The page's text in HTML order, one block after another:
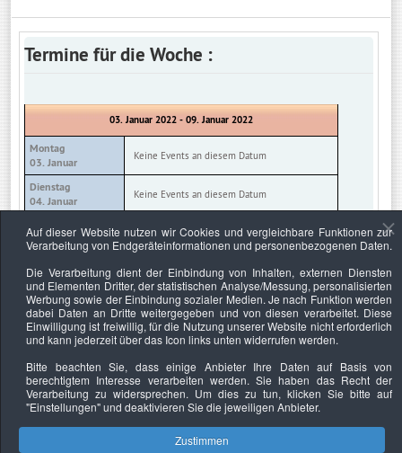
Termine für die Woche :
03. Januar 2022 - 09. Januar 2022
Montag
03. Januar
Keine Events an diesem Datum
Dienstag
04. Januar
Keine Events an diesem Datum
Mittwoch
05. Januar
Keine Events an diesem Datum
06. Januar
Keine Events an diesem Datum
Freitag
07. Januar
Keine Events an diesem Datum
Samstag
Sonntag
09. Januar
Keine Events an diesem Datum
Auf dieser Website nutzen wir Cookies und vergleichbare Funktionen zur
Verarbeitung von Endgeräteinformationen und personenbezogenen Daten.
Die Verarbeitung dient der Einbindung von Inhalten, externen Diensten
und Elementen Dritter, der statistischen Analyse/Messung, personalisierten
Werbung sowie der Einbindung sozialer Medien. Je nach Funktion werden
dabei Daten an Dritte weitergegeben und von diesen verarbeitet. Diese
Einwilligung ist freiwillig, für die Nutzung unserer Website nicht erforderlich
und kann jederzeit über das Icon links unten widerrufen werden.
Bitte beachten Sie, dass einige Anbieter Ihre Daten auf Basis von
berechtigtem Interesse verarbeiten werden. Sie haben das Recht der
Verarbeitung zu widersprechen. Um dies zu tun, klicken Sie bitte auf
"Einstellungen"und deaktivieren Sie die jeweiligen Anbieter.
Zustimmen